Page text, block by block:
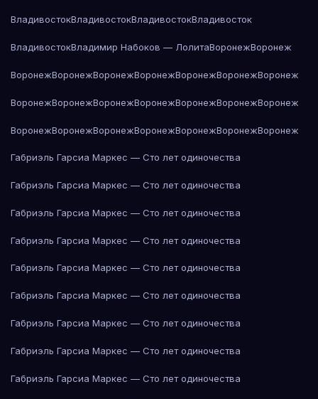
ВладивостокВладивостокВладивостокВладивосток
ВладивостокВладимир Набоков — ЛолитаВоронежВоронеж
ВоронежВоронежВоронежВоронежВоронежВоронежВоронеж
ВоронежВоронежВоронежВоронежВоронежВоронежВоронеж
ВоронежВоронежВоронежВоронежВоронежВоронежВоронеж
Габриэль Гарсиа Маркес — Сто лет одиночества
Габриэль Гарсиа Маркес — Сто лет одиночества
Габриэль Гарсиа Маркес — Сто лет одиночества
Габриэль Гарсиа Маркес — Сто лет одиночества
Габриэль Гарсиа Маркес — Сто лет одиночества
Габриэль Гарсиа Маркес — Сто лет одиночества
Габриэль Гарсиа Маркес — Сто лет одиночества
Габриэль Гарсиа Маркес — Сто лет одиночества
Габриэль Гарсиа Маркес — Сто лет одиночества